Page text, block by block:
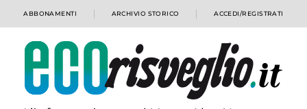
ABBONAMENTI ARCHIVIO STORICO ACCEDI/REGISTRATI